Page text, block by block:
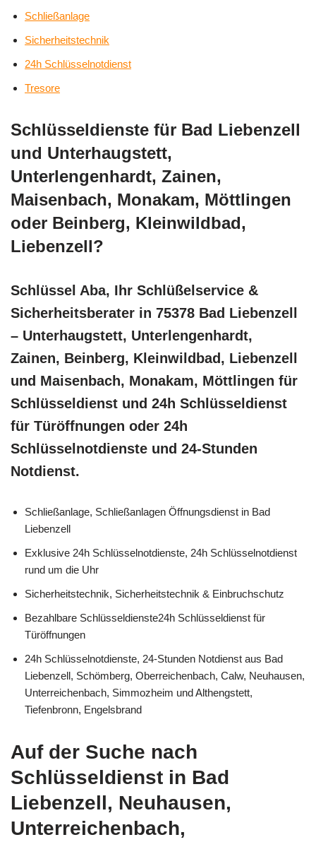
Schließanlage
Sicherheitstechnik
24h Schlüsselnotdienst
Tresore
Schlüsseldienste für Bad Liebenzell
und Unterhaugstett,
Unterlengenhardt, Zainen,
Maisenbach, Monakam, Möttlingen
oder Beinberg, Kleinwildbad,
Liebenzell?
Schlüssel Aba, Ihr Schlüßelservice &
Sicherheitsberater in 75378 Bad Liebenzell
– Unterhaugstett, Unterlengenhardt,
Zainen, Beinberg, Kleinwildbad, Liebenzell
und Maisenbach, Monakam, Möttlingen für
Schlüsseldienst und 24h Schlüsseldienst
für Türöffnungen oder 24h
Schlüsselnotdienste und 24-Stunden
Notdienst.
Schließanlage, Schließanlagen Öffnungsdienst in Bad
Liebenzell
Exklusive 24h Schlüsselnotdienste, 24h Schlüsselnotdienst
rund um die Uhr
Sicherheitstechnik, Sicherheitstechnik & Einbruchschutz
Bezahlbare Schlüsseldienste24h Schlüsseldienst für
Türöffnungen
24h Schlüsselnotdienste, 24-Stunden Notdienst aus Bad
Liebenzell, Schömberg, Oberreichenbach, Calw, Neuhausen,
Unterreichenbach, Simmozheim und Althengstett,
Tiefenbronn, Engelsbrand
Auf der Suche nach
Schlüsseldienst in Bad
Liebenzell, Neuhausen,
Unterreichenbach,